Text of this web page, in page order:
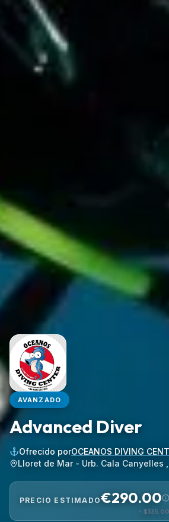
AVANZADO
Advanced Diver
Ofrecido porOCEANOS DIVING
Lloret de Mar - Urb. Cala Canyelles
PRECIO ESTIMADO€290.00
≈ $335.00